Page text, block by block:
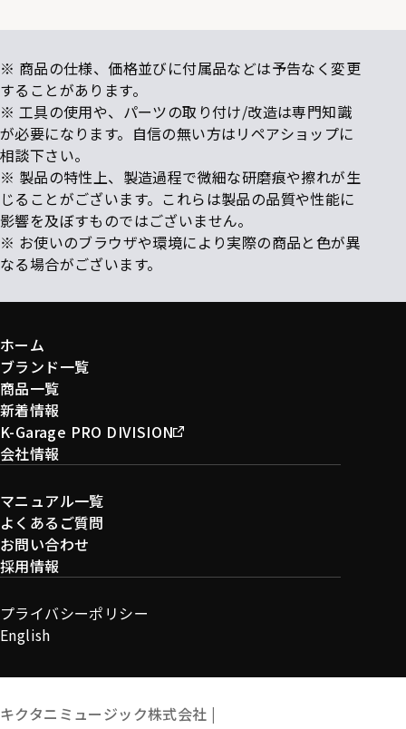
※ 商品の仕様、価格並びに付属品などは予告なく変更
することがあります。
※ 工具の使用や、パーツの取り付け/改造は専門知識
が必要になります。自信の無い方はリペアショップに
相談下さい。
※ 製品の特性上、製造過程で微細な研磨痕や擦れが生
じることがございます。これらは製品の品質や性能に
影響を及ぼすものではございません。
※ お使いのブラウザや環境により実際の商品と色が異
なる場合がございます。
ホーム
ブランド一覧
商品一覧
新着情報
K-Garage PRO DIVISION
会社情報
マニュアル一覧
よくあるご質問
お問い合わせ
採用情報
プライバシーポリシー
English
キクタニミュージック株式会社 |